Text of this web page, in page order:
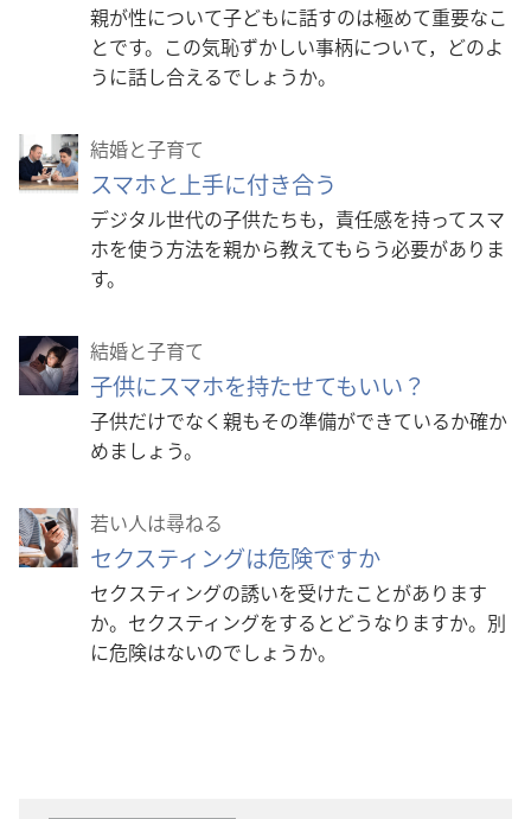
親が性について子どもに話すのは極めて重要なこ
とです。この気恥ずかしい事柄について，どのよ
うに話し合えるでしょうか。
結婚と子育て
スマホと上手に付き合う
デジタル世代の子供たちも，責任感を持ってスマ
ホを使う方法を親から教えてもらう必要がありま
す。
結婚と子育て
子供にスマホを持たせてもいい？
子供だけでなく親もその準備ができているか確か
めましょう。
若い人は尋ねる
セクスティングは危険ですか
セクスティングの誘いを受けたことがあります
か。セクスティングをするとどうなりますか。別
に危険はないのでしょうか。